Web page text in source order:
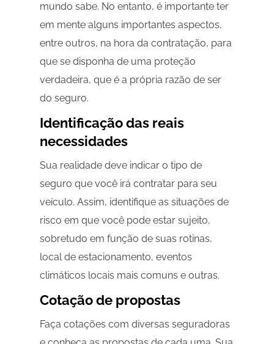
mundo sabe. No entanto, é importante ter
em mente alguns importantes aspectos,
entre outros, na hora da contratação, para
que se disponha de uma proteção
verdadeira, que é a própria razão de ser
do seguro.
Identificação das reais
necessidades
Sua realidade deve indicar o tipo de
seguro que você irá contratar para seu
veículo. Assim, identifique as situações de
risco em que você pode estar sujeito,
sobretudo em função de suas rotinas,
local de estacionamento, eventos
climáticos locais mais comuns e outras.
Cotação de propostas
Faça cotações com diversas seguradoras